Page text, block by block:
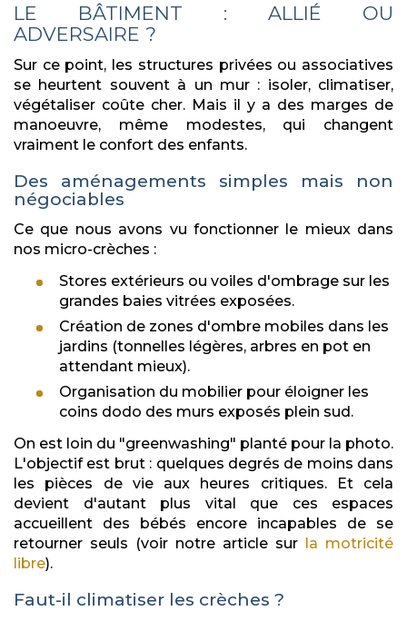
LE BÂTIMENT : ALLIÉ OU
ADVERSAIRE ?
Sur ce point, les structures privées ou associatives
se heurtent souvent à un mur : isoler, climatiser,
végétaliser coûte cher. Mais il y a des marges de
manoeuvre, même modestes, qui changent
vraiment le confort des enfants.
Des aménagements simples mais non
négociables
Ce que nous avons vu fonctionner le mieux dans
nos micro-crèches :
Stores extérieurs ou voiles d'ombrage sur les
grandes baies vitrées exposées.
Création de zones d'ombre mobiles dans les
jardins (tonnelles légères, arbres en pot en
attendant mieux).
Organisation du mobilier pour éloigner les
coins dodo des murs exposés plein sud.
On est loin du "greenwashing" planté pour la photo.
L'objectif est brut : quelques degrés de moins dans
les pièces de vie aux heures critiques. Et cela
devient d'autant plus vital que ces espaces
accueillent des bébés encore incapables de se
retourner seuls (voir notre article sur la motricité
libre).
Faut-il climatiser les crèches ?